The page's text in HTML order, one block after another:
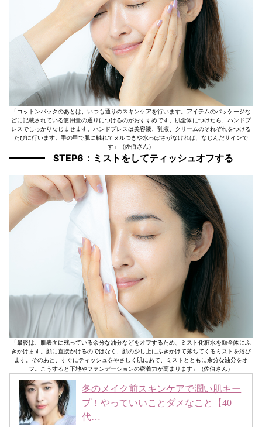
「コットンパックのあとは、いつも通りのスキンケアを行います。アイテムのパッケージな
どに記載されている使用量の通りにつけるのがおすすめです。肌全体につけたら、ハンドプ
レスでしっかりなじませます。ハンドプレスは美容液、乳液、クリームのそれぞれをつける
たびに行います。手の甲で肌に触れてヌルつきや水っぽさがなければ、なじんだサインで
す」（佐伯さん）
STEP6：ミストをしてティッシュオフする
「最後は、肌表面に残っている余分な油分などをオフするため、ミスト化粧水を顔全体にふ
きかけます。顔に直接かけるのではなく、顔の少し上にふきかけて落ちてくるミストを浴び
ます。そのあと、すぐにティッシュをやさしく肌にあて、ミストとともに余分な油分をオ
フ。こうすると下地やファンデーションの密着力が高まります」（佐伯さん）
冬のメイク前スキンケアで潤い肌キー
プ！やっていいことダメなこと【40
代…